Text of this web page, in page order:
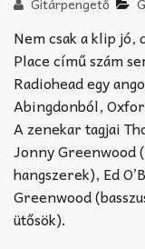
TABok
Improvizáció
Nem csak a klip jó,
Place című szám
Radiohead egy
Abingdonból,
A zenekar tagjai
Jonny Greenwood
hangszerek), Ed
Greenwood
ütősök).